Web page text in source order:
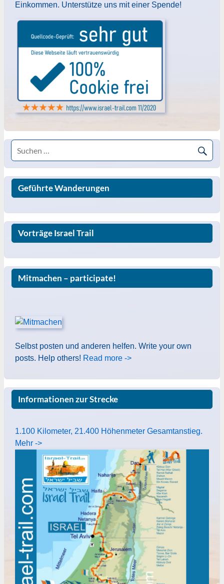
Einkommen. Unterstütze uns mit einer Spende!
Geführte Wanderungen
Vorträge Israel Trail
Mitmachen – participate!
Selbst posten und anderen helfen. Write your own
posts. Help others! Read more ->
Informationen zur Strecke
1.100 Kilometer, 21.400 Höhenmeter Gesamtanstieg.
Mehr ->